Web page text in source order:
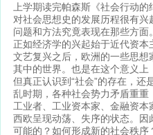
上学期读完帕森斯《社会行动
对社会思想史的发展历程很有
问题和方法究竟表现在那些方面
正如经济学的兴起始于近代资本
文艺复兴之后，欧洲的一些思想
其中的世界。也是在这个意义
但真正认识到“社会”的存在，
乱时期，各种社会势力矛盾重
工业者、工业资本家、金融资
西欧呈现动荡、失序的状态。
可能的？如何形成新的社会秩序